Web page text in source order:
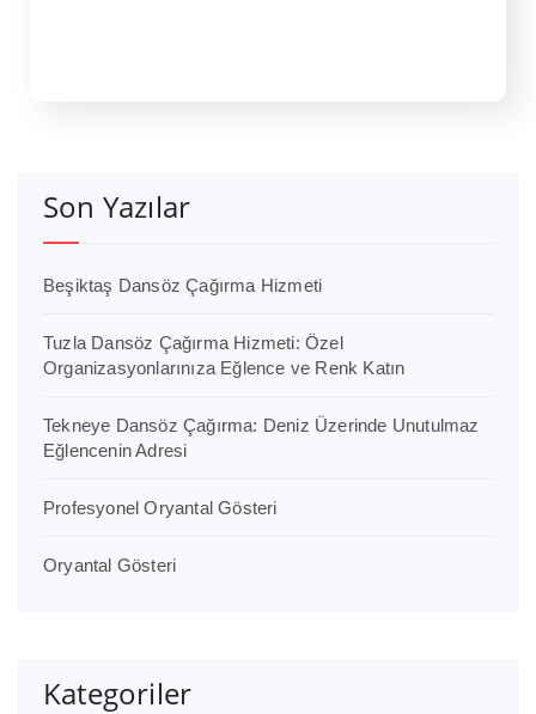
Son Yazılar
Beşiktaş Dansöz Çağırma Hizmeti
Tuzla Dansöz Çağırma Hizmeti: Özel
Organizasyonlarınıza Eğlence ve Renk Katın
Tekneye Dansöz Çağırma: Deniz Üzerinde Unutulmaz
Eğlencenin Adresi
Profesyonel Oryantal Gösteri
Oryantal Gösteri
Kategoriler